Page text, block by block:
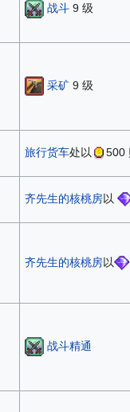
战斗9 级
采矿9 级
旅行货车处以 500
齐先生的核桃房以
齐先生的核桃房以
战斗精通